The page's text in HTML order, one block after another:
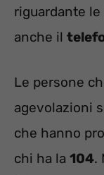
riguardante le
anche il
Le persone
agevolazioni
che hanno
chi ha la 104.